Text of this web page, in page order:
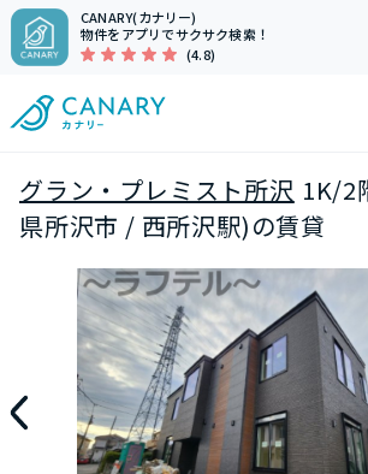
CANARY(カナリー)
物件をアプリでサクサク検索！
(4.8)
グラン・プレミスト所沢 1K/2
県所沢市 / 西所沢駅)の賃貸